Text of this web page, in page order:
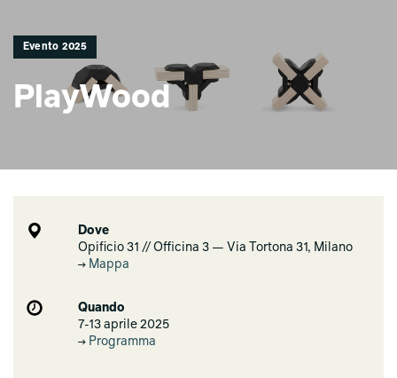
Evento 2025
PlayWood
Dove
Opificio 31 // Officina 3 — Via Tortona 31, Milano
Mappa
Quando
7-13 aprile 2025
Programma